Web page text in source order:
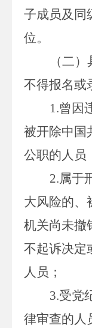
子成员及同
位。
（二
不得报名或
1.曾因
被开除中国
公职的人员
2.属于
大风险的、
机关尚未撤
不起诉决定
人员；
3.受党
律审查的人